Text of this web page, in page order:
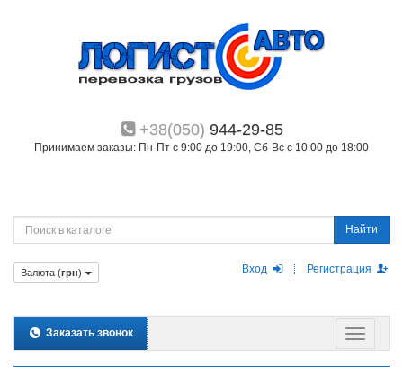
+38(050) 944-29-85
Принимаем заказы: Пн-Пт с 9:00 до 19:00, Сб-Вс с 10:00 до 18:00
Найти
Вход Регистрация
Валюта (грн)
Заказать звонок